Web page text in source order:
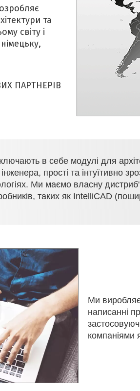
ПАРТНЕРІВ
в себе модулі для
прості та інтуїтивно
Ми маємо власну
таких як IntelliCAD
та
світу і
Ми
написанні
компаніями